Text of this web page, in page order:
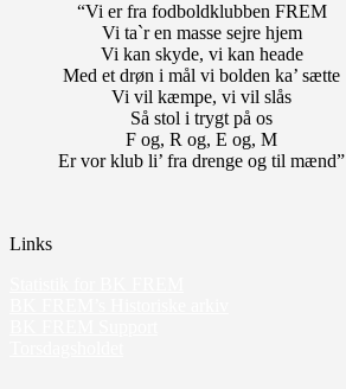
“Vi er fra fodboldklubben FREM
Vi ta`r en masse sejre hjem
Vi kan skyde, vi kan heade
Med et drøn i mål vi bolden ka’ sætte
Vi vil kæmpe, vi vil slås
Så stol i trygt på os
F og, R og, E og, M
Er vor klub li’ fra drenge og til mænd”
Links